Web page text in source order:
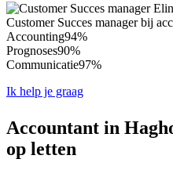
Customer Succes manager bij
Accounting94%
Prognoses90%
Communicatie97%
Ik help je graag
Accountant in
op letten